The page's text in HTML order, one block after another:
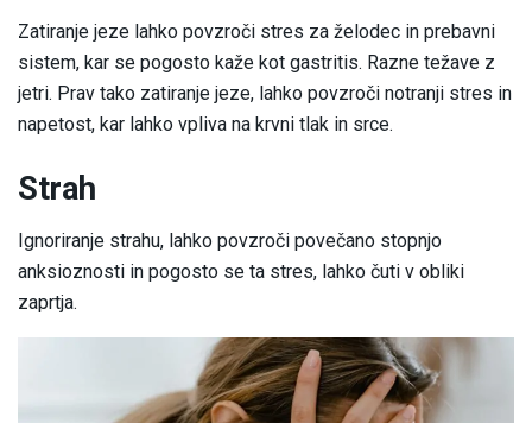
Zatiranje jeze lahko povzroči stres za želodec in prebavni
sistem, kar se pogosto kaže kot gastritis. Razne težave z
jetri. Prav tako zatiranje jeze, lahko povzroči notranji stres in
napetost, kar lahko vpliva na krvni tlak in srce.
Strah
Ignoriranje strahu, lahko povzroči povečano stopnjo
anksioznosti in pogosto se ta stres, lahko čuti v obliki
zaprtja.